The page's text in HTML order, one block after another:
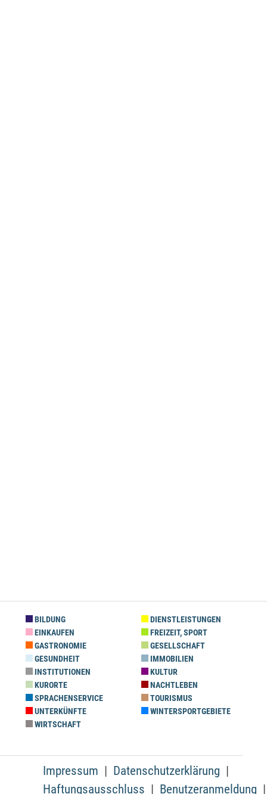
BILDUNG
DIENSTLEISTUNGEN
EINKAUFEN
FREIZEIT, SPORT
GASTRONOMIE
GESELLSCHAFT
GESUNDHEIT
IMMOBILIEN
INSTITUTIONEN
KULTUR
KURORTE
NACHTLEBEN
SPRACHENSERVICE
TOURISMUS
UNTERKÜNFTE
WINTERSPORTGEBIETE
WIRTSCHAFT
Impressum
Datenschutzerklärung
Haftungsausschluss
Benutzeranmeldung